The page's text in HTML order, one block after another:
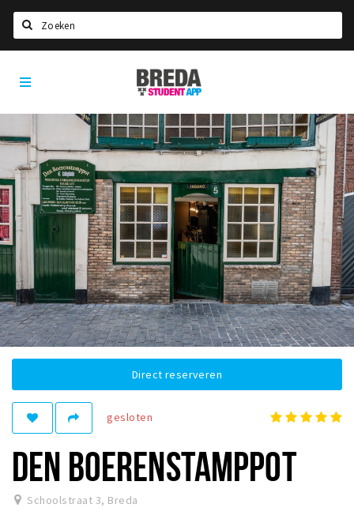
HOME
STUDEREN
Voel je thuis in Breda | GoodMood
Welkom in Breda
Studentenverenigingen
Studentenraad
Studentenroutes
New in town? Check FAQ!
WONEN
Woonruimte
Zorgverzekering
Huisarts en eerste hulp
Q&A
KORTING
Breda
Student
Direct reserveren
gesloten
DEN BOERENSTAMPPOT
Schoolstraat 3, Breda